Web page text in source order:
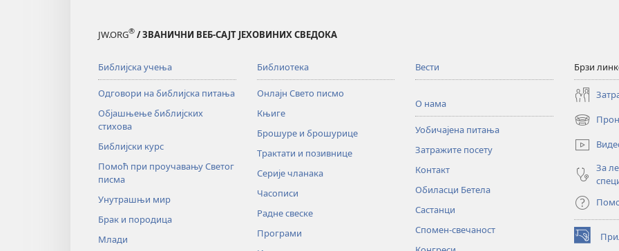
JW.ORG® / ЗВАНИЧНИ ВЕБ-САЈТ ЈЕХОВИНИХ СВЕДОКА
Библијска учења
Одговори на библијска питања
Објашњење библијских
стихова
Библијски курс
Помоћ при проучавању Светог
писма
Унутрашњи мир
Брак и породица
Млади
Библиотека
Онлајн Свето писмо
Књиге
Брошуре и брошурице
Трактати и позивнице
Серије чланака
Часописи
Радне свеске
Програми
Вести
О нама
Уобичајена питања
Затражите посету
Контакт
Обиласци Бетела
Састанци
Спомен-свечаност
Брзи
(отвара
нови
прозор)
За
(отвара